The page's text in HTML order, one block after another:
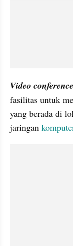
Video conference
fasilitas untuk
yang berada di
jaringan